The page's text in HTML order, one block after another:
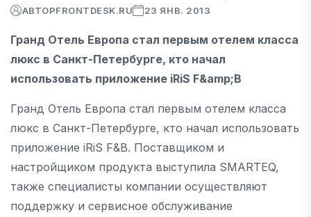
АВТОРFRONTDESK.RU 23 ЯНВ. 2013
Гранд Отель Европа стал первым отелем класса
люкс в Санкт-Петербурге, кто начал
использовать приложение iRiS F&amp;B
Гранд Отель Европа стал первым отелем класса
люкс в Санкт-Петербурге, кто начал использовать
приложение iRiS F&B. Поставщиком и
настройщиком продукта выступила SMARTEQ,
также специалисты компании осуществляют
поддержку и сервисное обслуживание